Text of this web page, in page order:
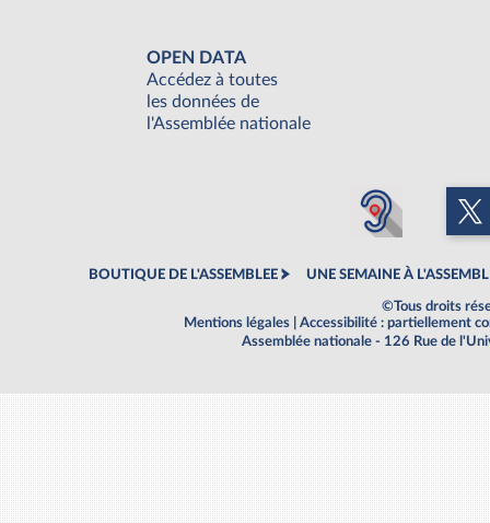
OPEN DATA
Accédez à toutes
les données de
l'Assemblée nationale
BOUTIQUE DE L'ASSEMBLEE UNE SEMAINE À
©Tous droits
Mentions légales
Accessibilité : partiellement
Assemblée nationale - 126 Rue de